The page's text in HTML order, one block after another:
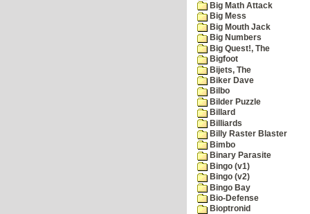
Big Math Attack
Big Mess
Big Mouth Jack
Big Numbers
Big Quest!, The
Bigfoot
Bijets, The
Biker Dave
Bilbo
Bilder Puzzle
Billard
Billiards
Billy Raster Blaster
Bimbo
Binary Parasite
Bingo (v1)
Bingo (v2)
Bingo Bay
Bio-Defense
Bioptronid